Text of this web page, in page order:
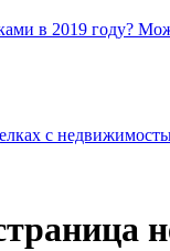
в 2019 году?
с